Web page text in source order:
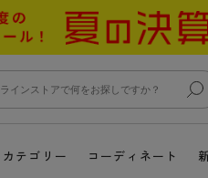
カテゴリー コーディネート